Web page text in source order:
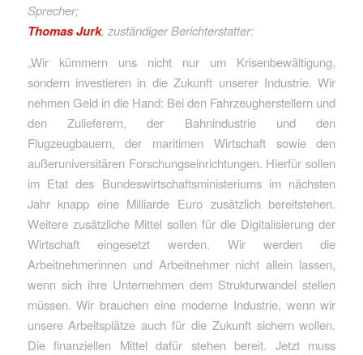
Sprecher;
Thomas Jurk, zuständiger Berichterstatter:
„Wir kümmern uns nicht nur um Krisenbewältigung,
sondern investieren in die Zukunft unserer Industrie. Wir
nehmen Geld in die Hand: Bei den Fahrzeugherstellern und
den Zulieferern, der Bahnindustrie und den
Flugzeugbauern, der maritimen Wirtschaft sowie den
außeruniversitären Forschungseinrichtungen. Hierfür sollen
im Etat des Bundeswirtschaftsministeriums im nächsten
Jahr knapp eine Milliarde Euro zusätzlich bereitstehen.
Weitere zusätzliche Mittel sollen für die Digitalisierung der
Wirtschaft eingesetzt werden. Wir werden die
Arbeitnehmerinnen und Arbeitnehmer nicht allein lassen,
wenn sich ihre Unternehmen dem Strukturwandel stellen
müssen. Wir brauchen eine moderne Industrie, wenn wir
unsere Arbeitsplätze auch für die Zukunft sichern wollen.
Die finanziellen Mittel dafür stehen bereit. Jetzt muss